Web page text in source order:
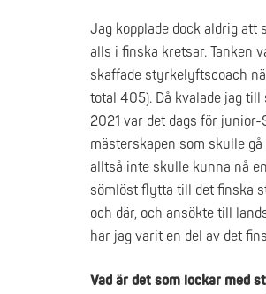
Jag kopplade dock aldrig
alls i finska kretsar. Tanken
skaffade styrkelyftscoach
total 405). Då kvalade jag
2021 var det dags för
mästerskapen som skulle
alltså inte skulle kunna nå
sömlöst flytta till det finska
och där, och ansökte till
har jag varit en del av det
Vad är det som lockar med